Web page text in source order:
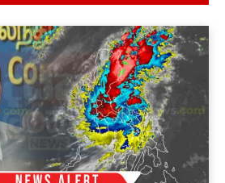
ජීවිතය අහිමි වෙයි